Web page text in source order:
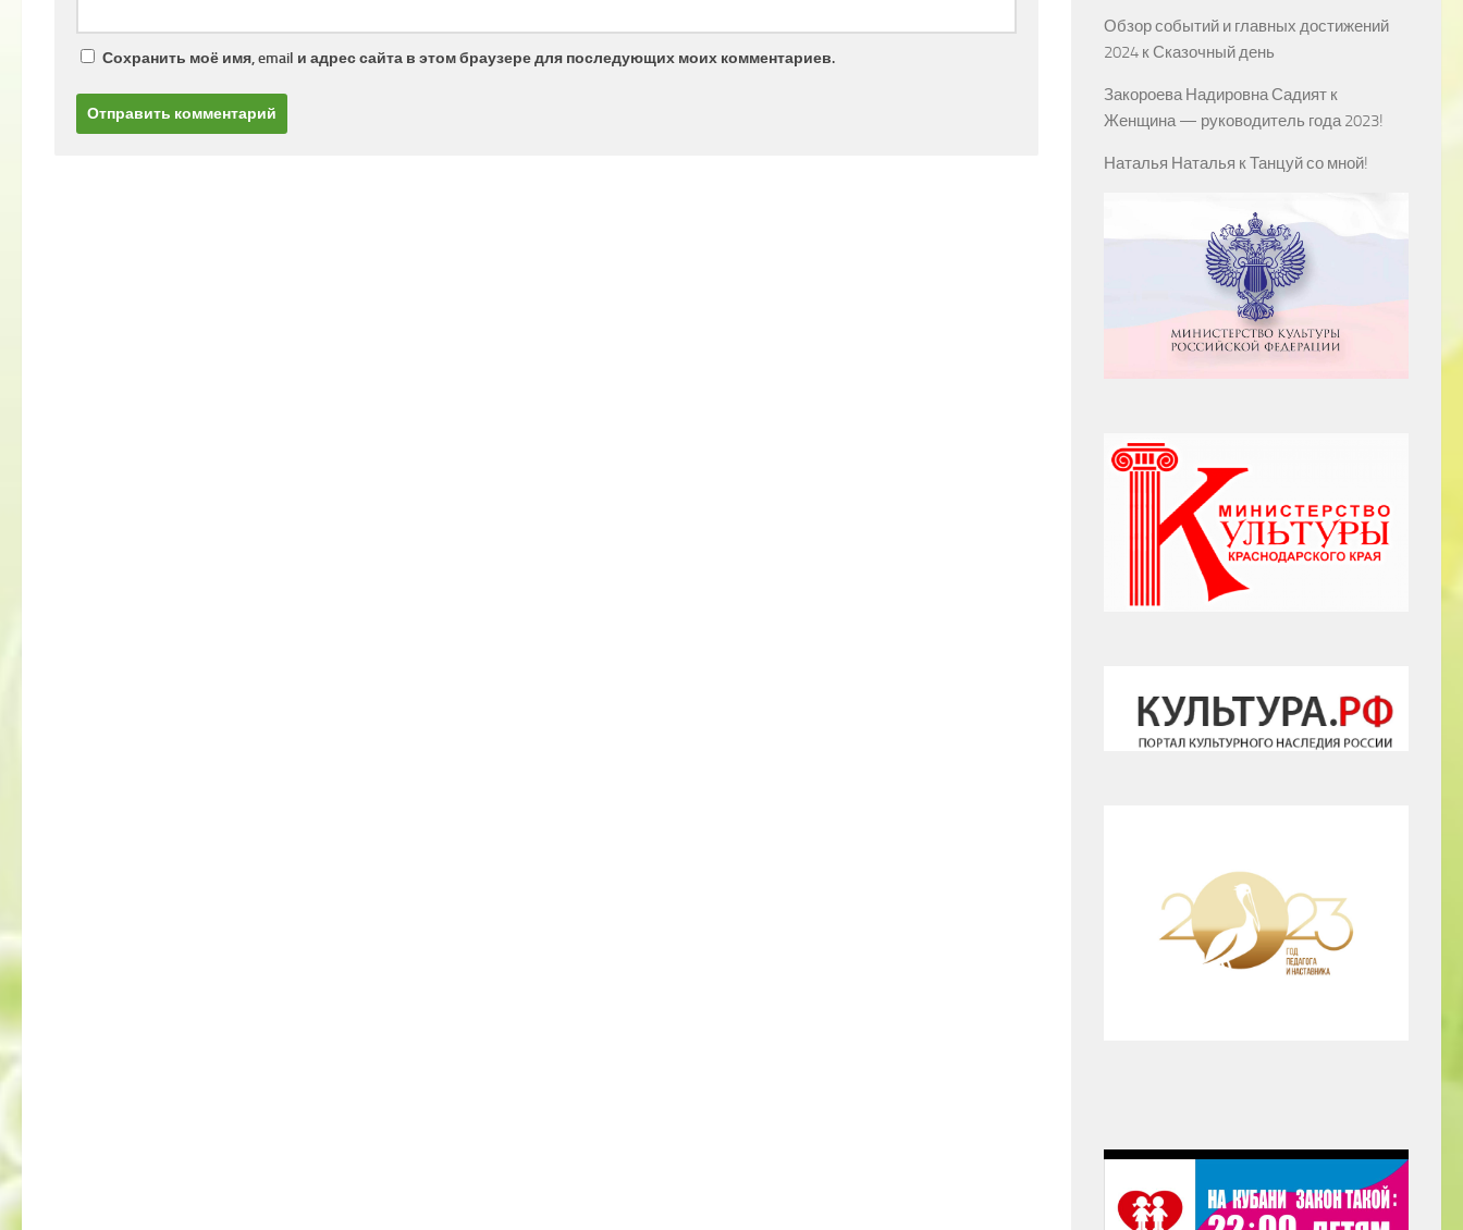
Сохранить моё имя, email и адрес сайта в этом браузере для последующих моих комментариев.
Обзор событий и главных достижений
2024 кСказочный день
Закороева Надировна Садият к
Женщина — руководитель года 2023!
Наталья Наталья кТанцуй со мной!